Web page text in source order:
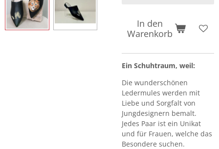
In den
Warenkorb
Ein Schuhtraum, weil:
Die wunderschönen
Ledermules werden mit
Liebe und Sorgfalt von
Jungdesignern bemalt.
Jedes Paar ist ein Unikat
und für Frauen, welche das
Besondere suchen.